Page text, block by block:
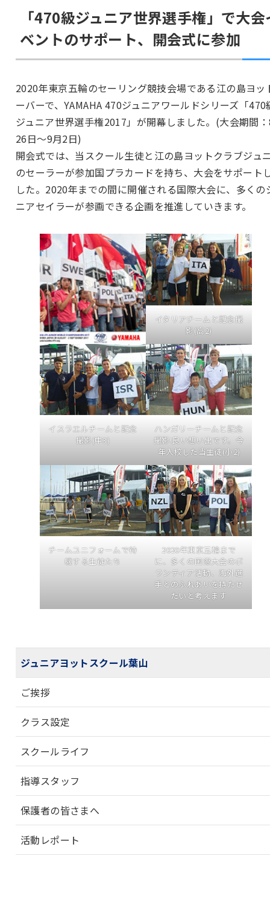
「470級ジュニア世界選手権」で大会
ベントのサポート、開会式に参加
2020年東京五輪のセーリング競技会場である江の島ヨッ
ーバーで、YAMAHA 470ジュニアワールドシリーズ「470
ジュニア世界選手権2017」が開幕しました。(大会期間
26日〜9月2日)
開会式では、当スクール生徒と江の島ヨットクラブジュ
のセーラーが参加国プラカードを持ち、大会をサポート
した。2020年までの間に開催される国際大会に、多くの
ニアセイラーが参画できる企画を推進していきます。
イタリアチームと記念撮
影(高2)
イスラエルチームと記念
撮影(中3)
ハンガリーチームと記念
撮影!良い想い出です。今
年入校した当生徒(小2)
チームユニフォームで待
機する生徒たち
2020年東京五輪まで
に、多くの国際大会のボ
ランティア活動、海外選
手とのふれあいを持たせ
たいと考えます
ジュニアヨットスクール葉山
ご挨拶
クラス設定
スクールライフ
指導スタッフ
保護者の皆さまへ
活動レポート